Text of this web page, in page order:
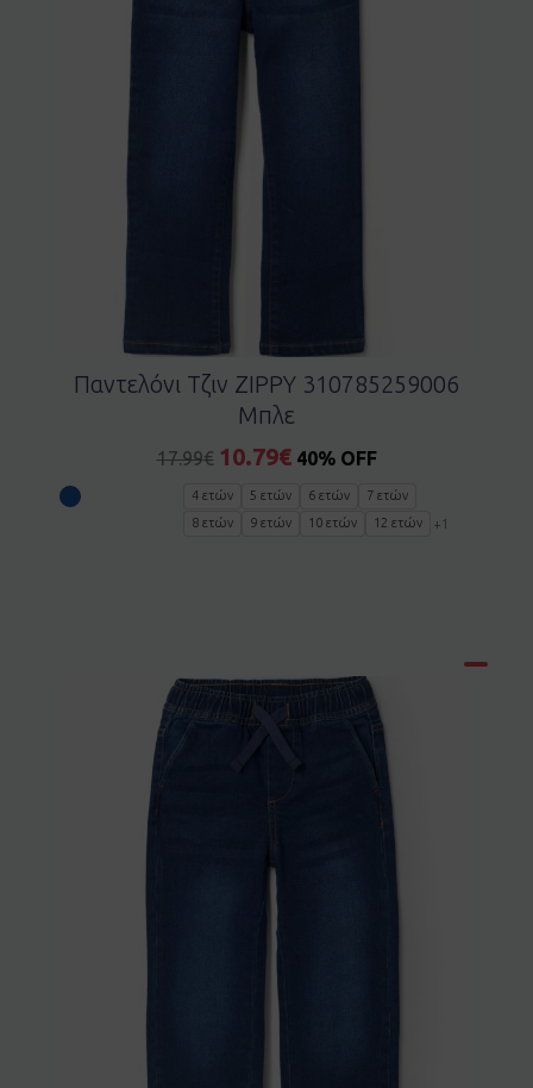
Παντελόνι Τζιν ZIPPY 310785259006
Μπλε
17.99€ 10.79€ 40% OFF
4 ετών 5 ετών 6 ετών
7 ετών
8 ετών
9 ετών 10 ετών 12 ετών +1